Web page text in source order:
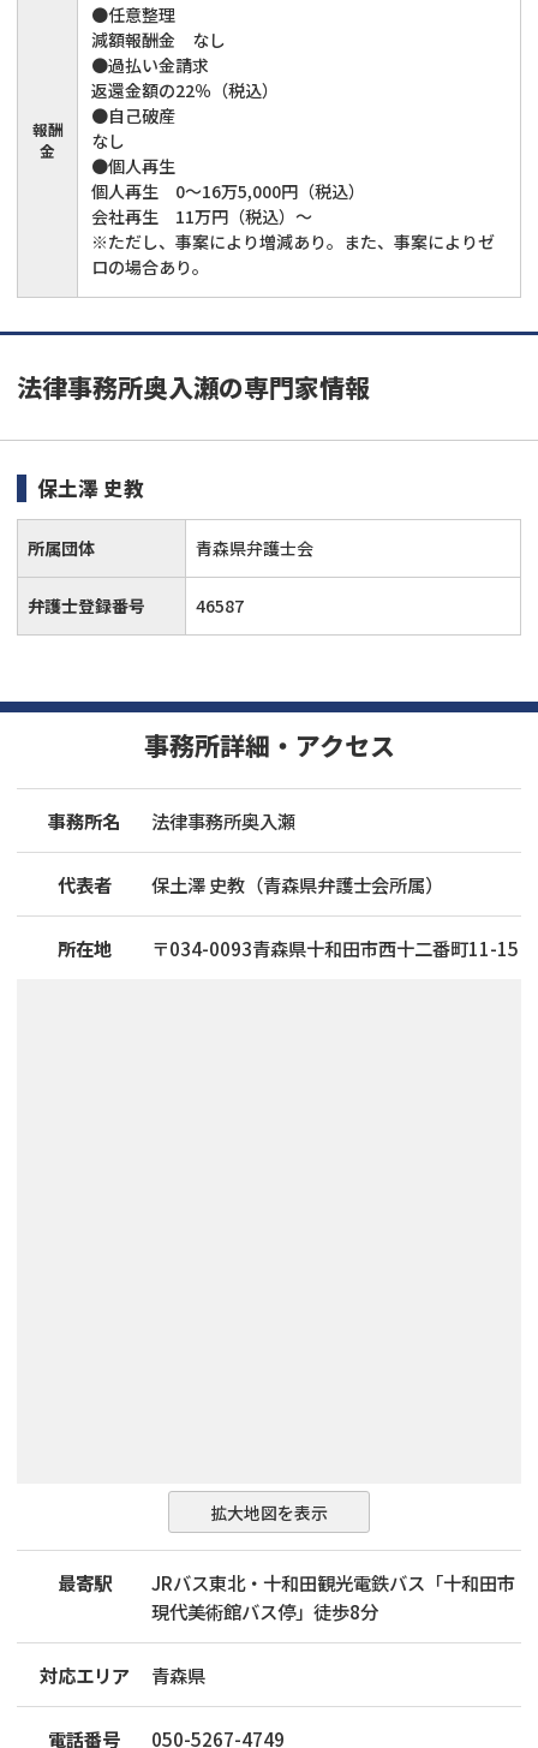
報酬
金
●任意整理
減額報酬金 なし
●過払い金請求
返還金額の22％（税込）
●自己破産
なし
●個人再生
個人再生 0～16万5,000円（税込）
会社再生 11万円（税込）～
※ただし、事案により増減あり。また、事案によりゼ
ロの場合あり。
法律事務所奥入瀬の専門家情報
保土澤 史教
所属団体 青森県弁護士会
弁護士登録番号 46587
事務所詳細・アクセス
事務所名 法律事務所奥入瀬
代表者 保土澤 史教（青森県弁護士会所属）
所在地 〒034-0093青森県十和田市西十二番町11-15
拡大地図を表示
最寄駅
JRバス東北・十和田観光電鉄バス「十和田市
現代美術館バス停」徒歩8分
対応エリア 青森県
電話番号 050-5267-4749